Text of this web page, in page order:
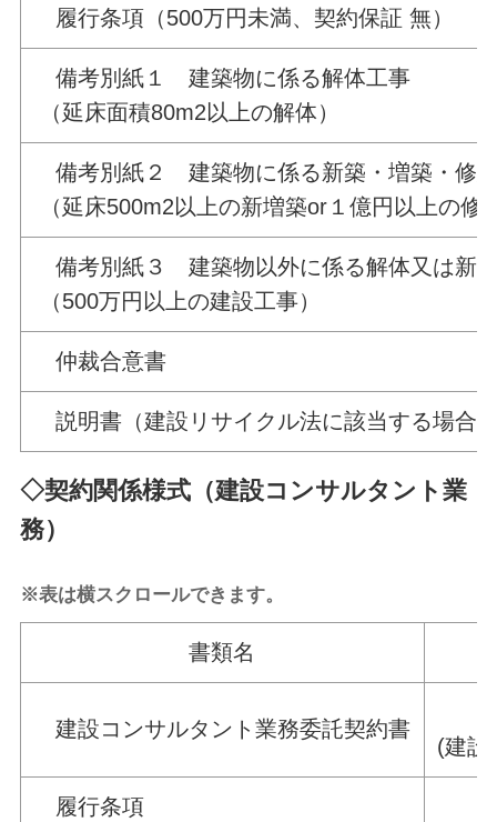
履行条項（500万円未満、契約保証 無）
備考別紙１ 建築物に係る解体工事
（延床面積80m2以上の解体）
備考別紙２ 建築物に係る新築・増築・修
（延床500m2以上の新増築or１億円以上の修
備考別紙３ 建築物以外に係る解体又は新
（500万円以上の建設工事）
仲裁合意書
説明書（建設リサイクル法に該当する場合
◇契約関係様式（建設コンサルタント業
務）
※表は横スクロールできます。
書類名
建設コンサルタント業務委託契約書
(建設
履行条項